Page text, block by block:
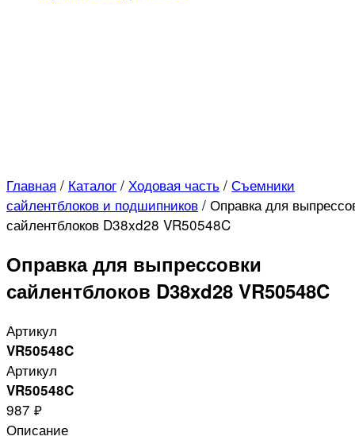
Главная / Каталог / Ходовая часть / Съемники
сайлентблоков и подшипников / Оправка для
сайлентблоков D38xd28 VR50548C
Оправка для выпрессовки
сайлентблоков D38xd28 VR50548C
Артикул
VR50548C
Артикул
VR50548C
987 ₽
Описание